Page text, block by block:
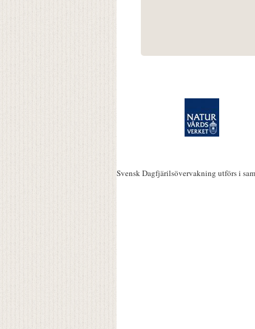
Svensk Dagfjärilsövervakning utförs i